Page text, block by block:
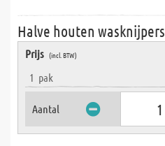
Halve houten
Prijs (incl. BTW)
1 pak
Aantal